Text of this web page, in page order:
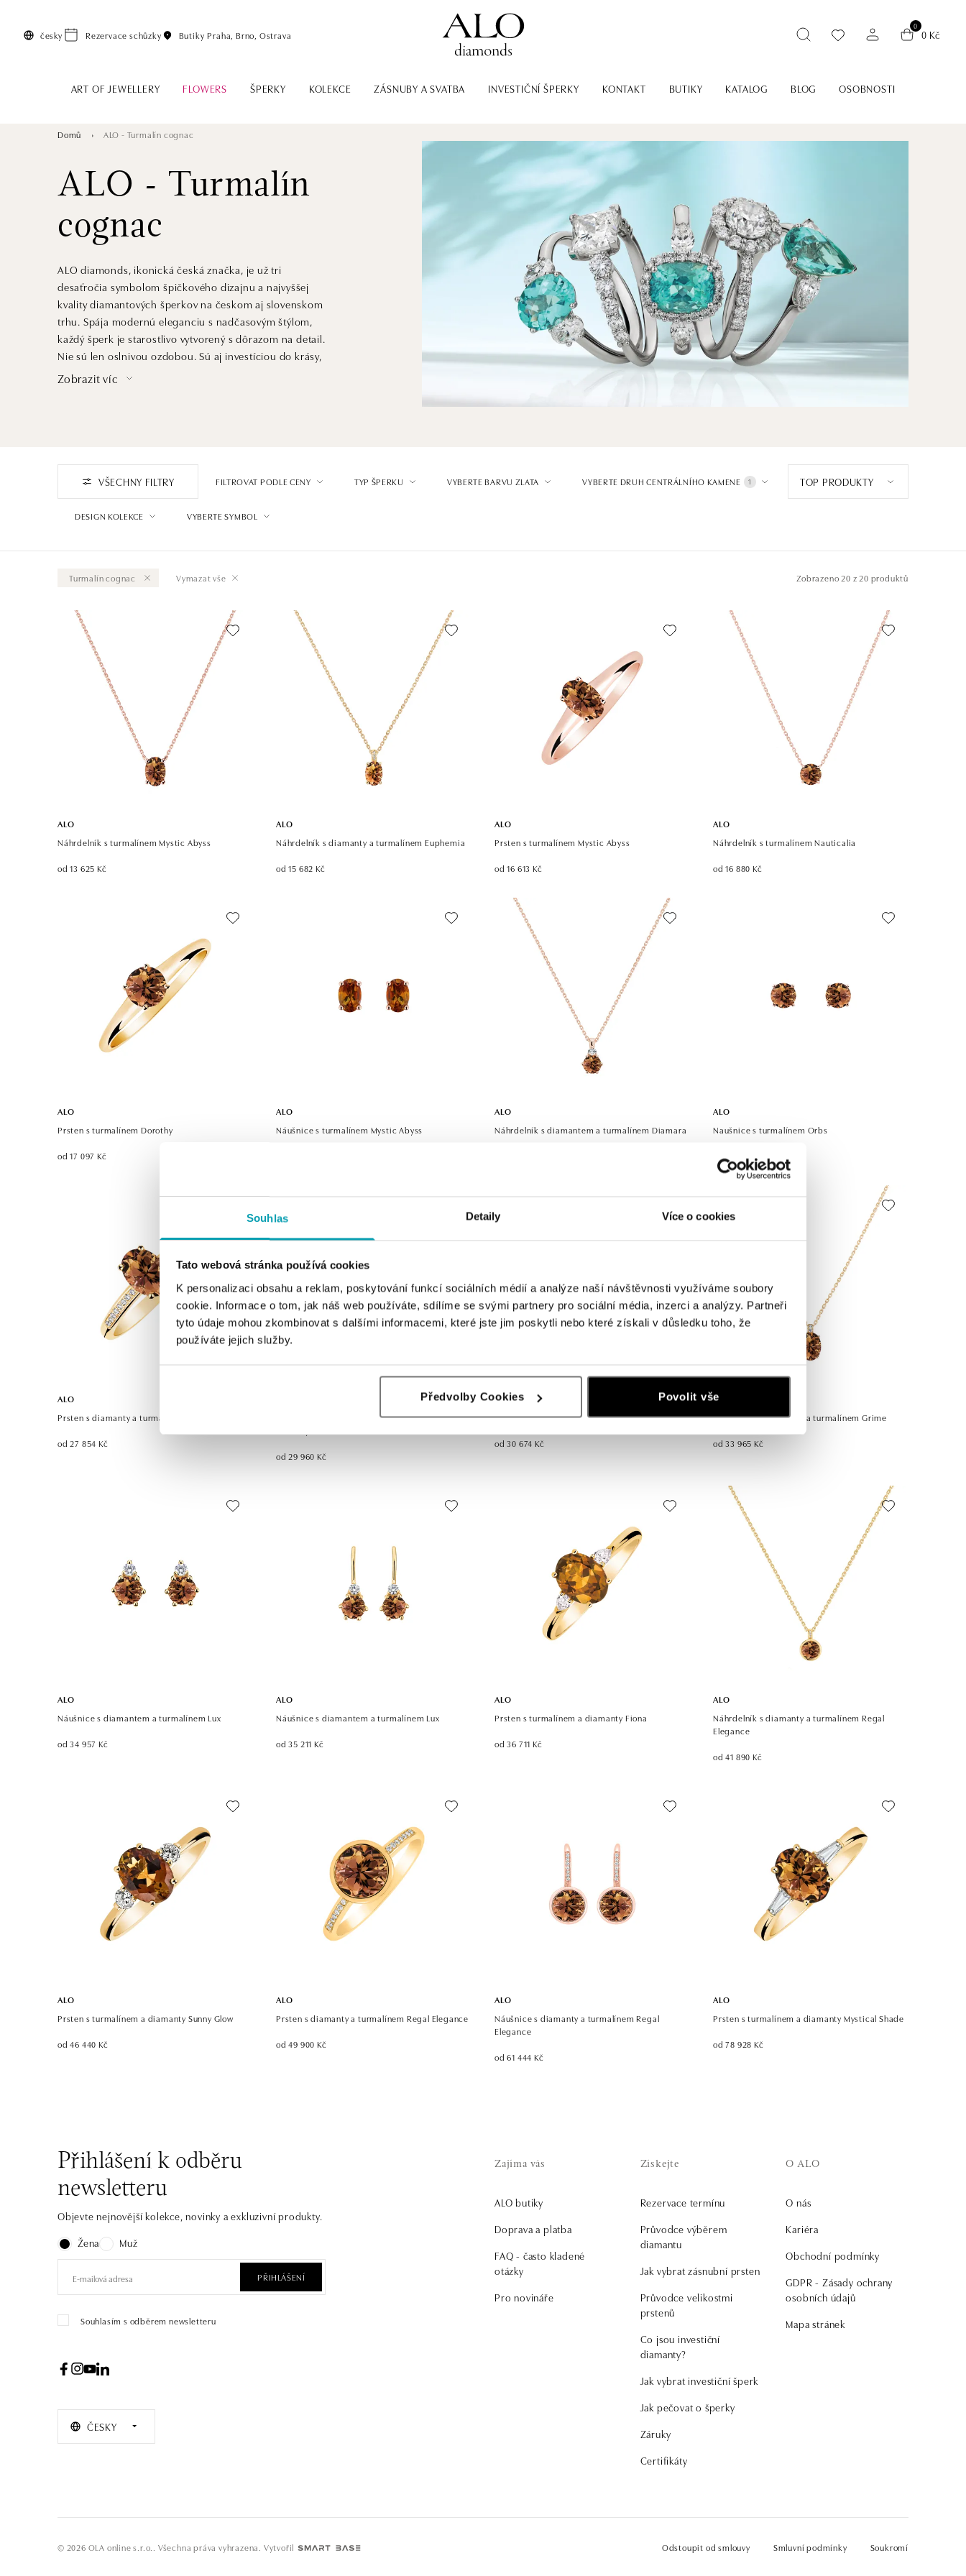
Souhlas Detaily Více o cookies
Tato webová stránka používá cookies
K personalizaci obsahu a reklam, poskytování funkcí sociálních médií a analýze naší návštěvnosti využíváme soubory
cookie. Informace o tom, jak náš web používáte, sdílíme se svými partnery pro sociální média, inzerci a analýzy. Partneři
tyto údaje mohou zkombinovat s dalšími informacemi, které jste jim poskytli nebo které získali v důsledku toho, že
používáte jejich služby.
Předvolby Cookies Povolit vše
česky Rezervace schůzky Butiky Praha, Brno, Ostrava
0
0 Kč
ART OF JEWELLERY FLOWERS ŠPERKY KOLEKCE ZÁSNUBY A SVATBA INVESTIČNÍ ŠPERKY KONTAKT BUTIKY KATALOG BLOG OSOBNOSTI
Domů ALO - Turmalín cognac
ALO - Turmalín
cognac
ALO diamonds, ikonická česká značka, je už tri
desaťročia symbolom špičkového dizajnu a najvyššej
kvality diamantových šperkov na českom aj slovenskom
trhu. Spája modernú eleganciu s nadčasovým štýlom,
každý šperk je starostlivo vytvorený s dôrazom na detail.
Nie sú len oslnivou ozdobou. Sú aj investíciou do krásy,
ktorá pretrvá generácie a dedičstvom, ktoré ocenia
Zobrazit víc
VŠECHNY FILTRY FILTROVAT PODLE CENY TYP ŠPERKU VYBERTE BARVU ZLATA VYBERTE DRUH CENTRÁLNÍHO KAMENE 1
DESIGN KOLEKCE VYBERTE SYMBOL
TOP PRODUKTY
Turmalín cognac Vymazat vše Zobrazeno20 z 20 produktů
ALO
Náhrdelník s turmalínem Mystic Abyss
od 13 625 Kč
ALO
Náhrdelník s diamanty a turmalínem Euphemia
od 15 682 Kč
ALO
Prsten s turmalínem Mystic Abyss
od 16 613 Kč
ALO
Náhrdelník s turmalínem Nauticalia
od 16 880 Kč
ALO
Prsten s turmalínem Dorothy
od 17 097 Kč
ALO
Náušnice s turmalínem Mystic Abyss
ALO
Náhrdelník s diamantem a turmalínem Diamara
ALO
Naušnice s turmalínem Orbs
od 27 745 Kč
ALO
Prsten s diamanty a turmalínem Pauliene
od 27 854 Kč
Prsten s diamanty a turmalínem Midnight
od 29 960 Kč
ALO
Náušnice s diamanty a turmalínem Lucrezia
od 30 674 Kč
ALO
Náhrdelník s diamanty a turmalínem Grime
od 33 965 Kč
ALO
Náušnice s diamantem a turmalínem Lux
od 34 957 Kč
ALO
Náušnice s diamantem a turmalínem Lux
od 35 211 Kč
ALO
Prsten s turmalínem a diamanty Fiona
od 36 711 Kč
ALO
Náhrdelník s diamanty a turmalínem Regal
Elegance
od 41 890 Kč
ALO
Prsten s turmalínem a diamanty Sunny Glow
od 46 440 Kč
ALO
Prsten s diamanty a turmalínem Regal Elegance
od 49 900 Kč
ALO
Náušnice s diamanty a turmalínem Regal
Elegance
od 61 444 Kč
ALO
Prsten s turmalínem a diamanty Mystical Shade
od 78 928 Kč
Přihlášení k odběru
newsletteru
Objevte nejnovější kolekce, novinky a exkluzivní produkty.
Žena
Muž
PŘIHLÁŠENÍ
Souhlasím s odběrem newsletteru
ČESKY
Zajíma vás
ALO butiky
Doprava a platba
FAQ - často kladené
otázky
Pro novináře
Získejte
Rezervace termínu
Průvodce výběrem
diamantu
Jak vybrat zásnubní prsten
Průvodce velikostmi
prstenů
Co jsou investiční
diamanty?
Jak vybrat investiční šperk
Jak pečovat o šperky
Záruky
Certifikáty
O ALO
O nás
Kariéra
Obchodní podmínky
GDPR - Zásady ochrany
osobních údajů
Mapa stránek
© 2026 OLA online s.r.o.. Všechna práva vyhrazena. Vytvořil Odstoupit od smlouvy Smluvní podmínky Soukromí